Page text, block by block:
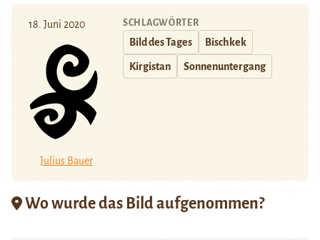
18. Juni 2020
Julius Bauer
SCHLAGWÖRTER
Bild des Tages Bischkek
Kirgistan Sonnenuntergang
Wo wurde das Bild aufgenommen?